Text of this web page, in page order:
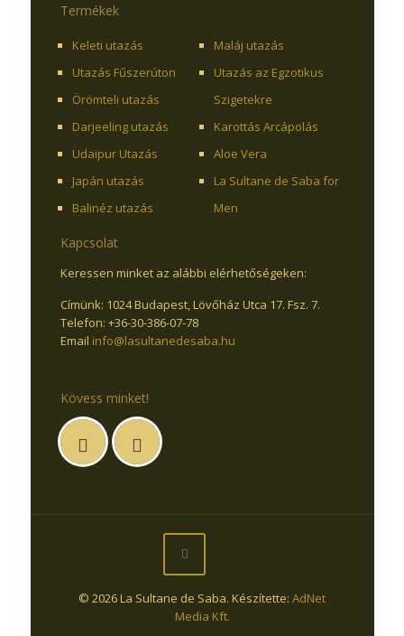
Termékek
Keleti utazás
Utazás Fűszerúton
Örömteli utazás
Darjeeling utazás
Udaïpur Utazás
Japán utazás
Balinéz utazás
Maláj utazás
Utazás az Egzotikus
Szigetekre
Karottás Arcápolás
Aloe Vera
La Sultane de Saba for
Men
Kapcsolat
Keressen minket az alábbi elérhetőségeken:
Címünk: 1024 Budapest, Lövőház Utca 17. Fsz. 7.
Telefon: +36-30-386-07-78
Email info@lasultanedesaba.hu
Kövess minket!
© 2026 La Sultane de Saba. Készítette: AdNet
Media Kft.